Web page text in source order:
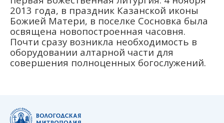
2013 года, в праздник Казанской иконы
Божией Матери, в поселке Сосновка была
освящена новопостроенная часовня.
Почти сразу возникла необходимость в
оборудовании алтарной части для
совершения полноценных богослужений.